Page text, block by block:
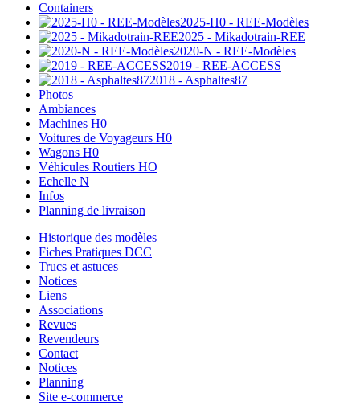
Containers
2025-H0 - REE-Modèles
2025 - Mikadotrain-REE
2020-N - REE-Modèles
2019 - REE-ACCESS
2018 - Asphaltes87
Photos
Ambiances
Machines H0
Voitures de Voyageurs H0
Wagons H0
Véhicules Routiers HO
Echelle N
Infos
Planning de livraison
Historique des modèles
Fiches Pratiques DCC
Trucs et astuces
Notices
Liens
Associations
Revues
Revendeurs
Contact
Notices
Planning
Site e-commerce